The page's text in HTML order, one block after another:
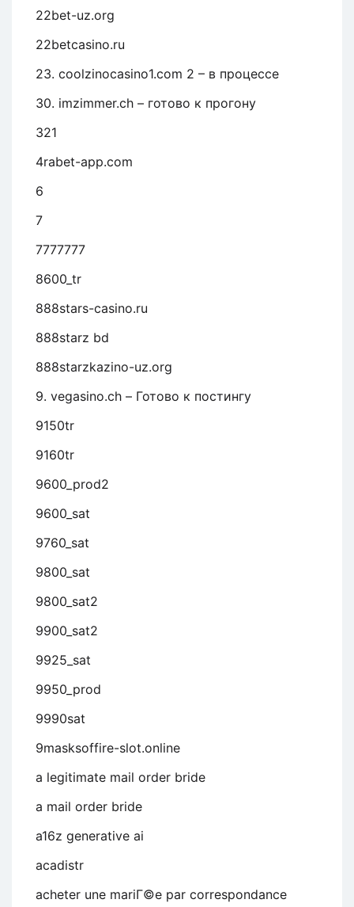
22bet-uz.org
22betcasino.ru
23. coolzinocasino1.com 2 – в процессе
30. imzimmer.ch – готово к прогону
321
4rabet-app.com
6
7
7777777
8600_tr
888stars-casino.ru
888starz bd
888starzkazino-uz.org
9. vegasino.ch – Готово к постингу
9150tr
9160tr
9600_prod2
9600_sat
9760_sat
9800_sat
9800_sat2
9900_sat2
9925_sat
9950_prod
9990sat
9masksoffire-slot.online
a legitimate mail order bride
a mail order bride
a16z generative ai
acadistr
acheter une mariГ©e par correspondance